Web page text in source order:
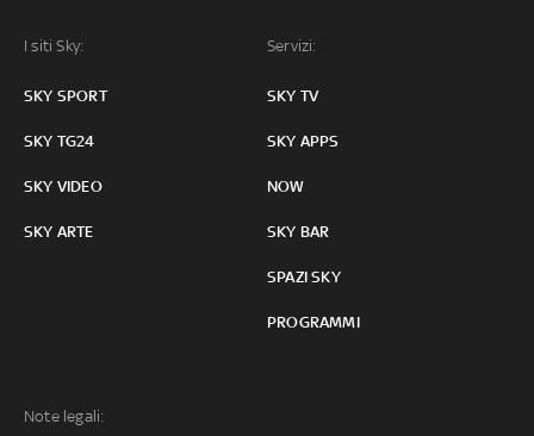
I siti Sky:
SKY SPORT
SKY TG24
SKY VIDEO
SKY ARTE
Servizi:
SKY TV
SKY APPS
NOW
SKY BAR
SPAZI SKY
PROGRAMMI
Note legali: